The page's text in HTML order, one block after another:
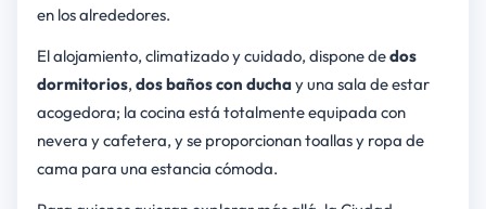
en los alrededores.
El alojamiento, climatizado y cuidado, dispone dedos
dormitorios, dos baños con duchay una sala de estar
acogedora; la cocina está totalmente equipada con
nevera y cafetera, y se proporcionan toallas y ropa de
cama para una estancia cómoda.